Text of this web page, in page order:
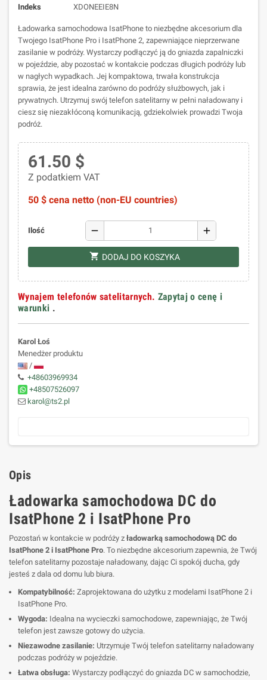
Indeks
XDONEEIE8N
Ładowarka samochodowa IsatPhone to niezbędne akcesorium dla
Twojego IsatPhone Pro i IsatPhone 2, zapewniające nieprzerwane
zasilanie w podróży. Wystarczy podłączyć ją do gniazda zapalniczki
w pojeździe, aby pozostać w kontakcie podczas długich podróży lub
w nagłych wypadkach. Jej kompaktowa, trwała konstrukcja
sprawia, że jest idealna zarówno do podróży służbowych, jak i
prywatnych. Utrzymuj swój telefon satelitarny w pełni naładowany i
ciesz się niezakłóconą komunikacją, gdziekolwiek prowadzi Twoja
podróż.
61.50 $
Z podatkiem VAT
50 $ cena netto (non-EU countries)
Ilość remove add
shopping_cart DODAJ DO KOSZYKA
Wynajem telefonów satelitarnych. Zapytaj o cenę i
warunki .
Karol Łoś
Menedżer produktu
/
+48603969934
+48507526097
karol@ts2.pl
Opis
Ładowarka samochodowa DC do
IsatPhone 2 i IsatPhone Pro
Pozostań w kontakcie w podróży z ładowarką samochodową DC do
IsatPhone 2 i IsatPhone Pro. To niezbędne akcesorium zapewnia, że Twój
telefon satelitarny pozostaje naładowany, dając Ci spokój ducha, gdy
jesteś z dala od domu lub biura.
Kompatybilność: Zaprojektowana do użytku z modelami IsatPhone 2 i
IsatPhone Pro.
Wygoda: Idealna na wycieczki samochodowe, zapewniając, że Twój
telefon jest zawsze gotowy do użycia.
Niezawodne zasilanie: Utrzymuje Twój telefon satelitarny naładowany
podczas podróży w pojeździe.
Łatwa obsługa: Wystarczy podłączyć do gniazda DC w samochodzie,